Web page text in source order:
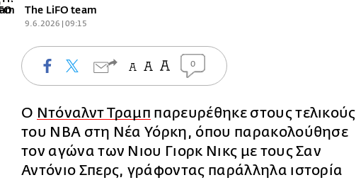
The LiFO team
9.6.2026 | 09:15
0
Ο Ντόναλντ Τραμπ παρευρέθηκε στους τελικούς
του NBA στη Νέα Υόρκη, όπου παρακολούθησε
τον αγώνα των Νιου Γιορκ Νικς με τους Σαν
Αντόνιο Σπερς, γράφοντας παράλληλα ιστορία